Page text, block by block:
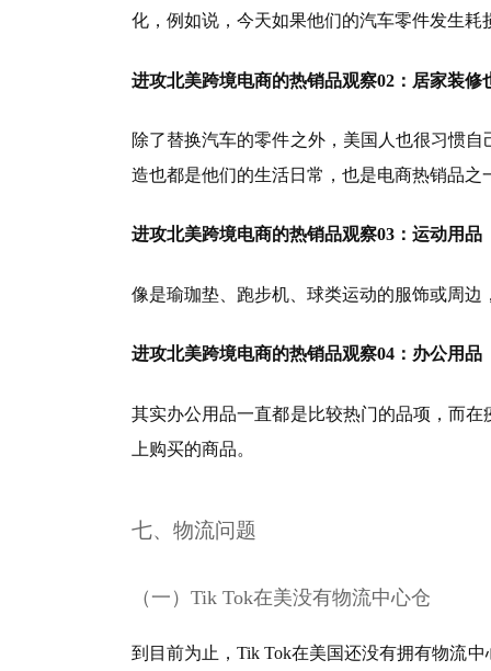
化，例如说，今天如果他们的汽车零件发生
进攻北美跨境电商的热销品观察02：居家装修
除了替换汽车的零件之外，美国人也很习惯
造也都是他们的生活日常，也是电商热销品之
进攻北美跨境电商的热销品观察03：运动用品
像是瑜珈垫、跑步机、球类运动的服饰或周
进攻北美跨境电商的热销品观察04：办公用品
其实办公用品一直都是比较热门的品项，而
上购买的商品。
七、物流问题
（一） Tik Tok在美没有物流中心仓
到目前为止，Tik Tok在美国还没有拥有物流